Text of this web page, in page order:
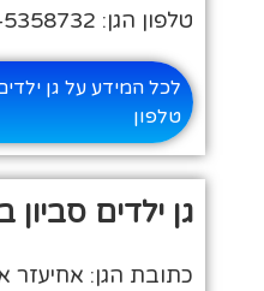
טלפון הגן: 03-5358732
לכל המידע על גן ילדים
טלפון
גן ילדים סביון
כתובת הגן: אחיעזר